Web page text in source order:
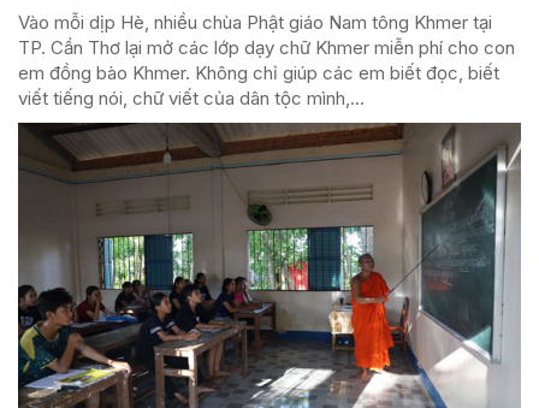
Vào mỗi dịp Hè, nhiều chùa Phật giáo Nam tông Khmer tại
TP. Cần Thơ lại mở các lớp dạy chữ Khmer miễn phí cho con
em đồng bào Khmer. Không chỉ giúp các em biết đọc, biết
viết tiếng nói, chữ viết của dân tộc mình,...